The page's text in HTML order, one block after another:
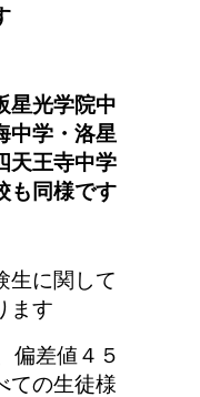
星光学院中
中学・洛星
天王寺中学
も同様です
生に関して
ます
偏差値４５
ての生徒様